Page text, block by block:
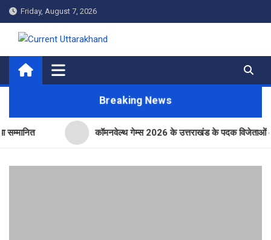
Skip
to
content
Friday, August 7, 2026
Current Uttarakhand
Breaking News
कॉमनवेल्थ गेम्स 2026 के उत्तराखंड के पदक विजेताओं और